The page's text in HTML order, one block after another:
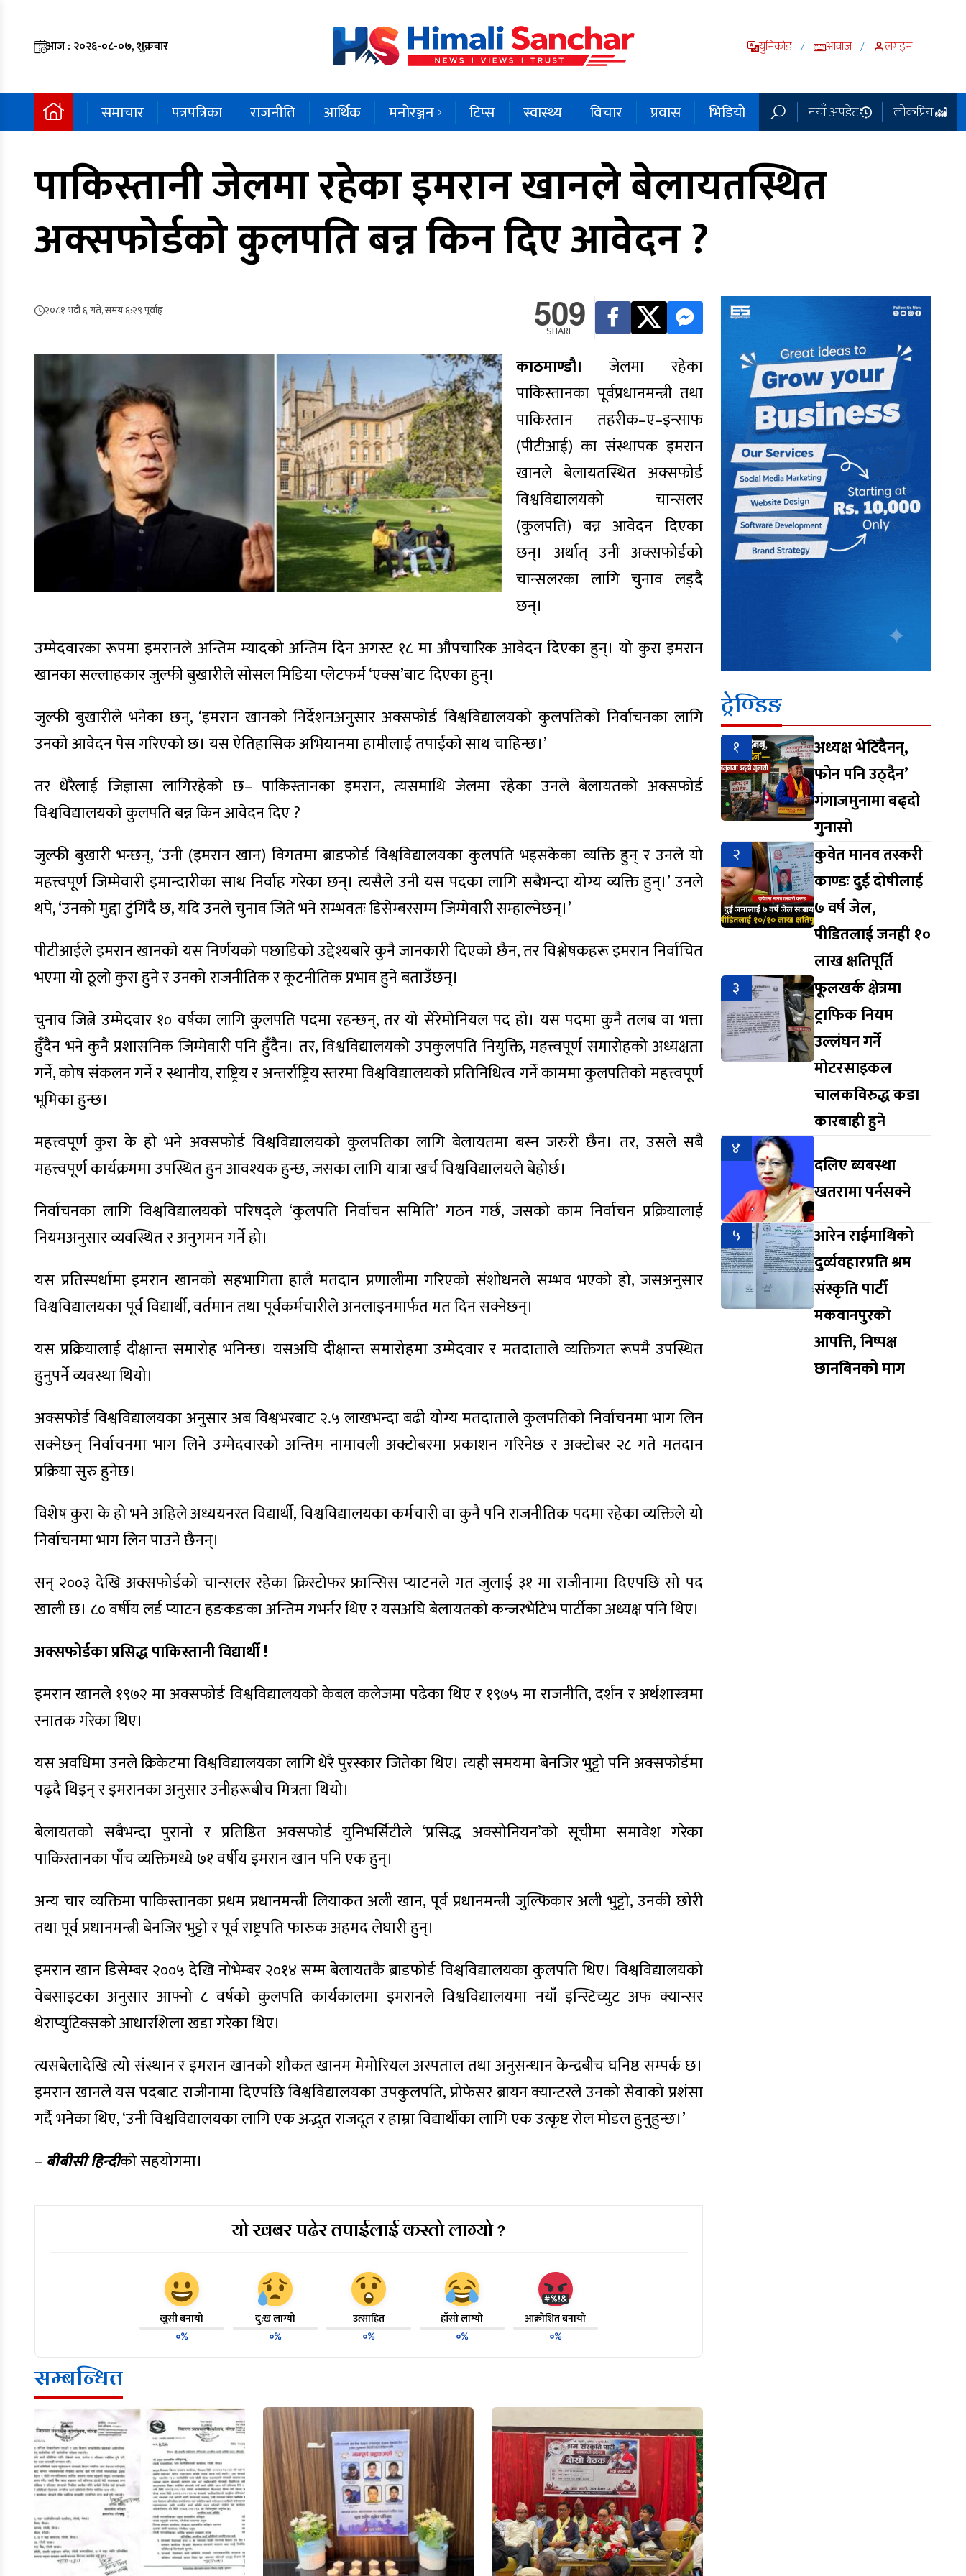
आज : २०२६-०८-०७, शुक्रबार युनिकोड / आवाज / लगइन
समाचार पत्रपत्रिका राजनीति आर्थिक मनोरञ्जन टिप्स स्वास्थ्य विचार प्रवास भिडियो नयाँ अपडेट लोकप्रिय
पाकिस्तानी जेलमा रहेका इमरान खानले बेलायतस्थित
अक्सफोर्डको कुलपति बन्न किन दिए आवेदन ?
२०८१ भदौ ६ गते, समय ६:२९ पूर्वाह्न 509
SHARE
काठमाण्डौ। जेलमा रहेका
पाकिस्तानका पूर्वप्रधानमन्त्री तथा
पाकिस्तान तहरीक–ए–इन्साफ
(पीटीआई) का संस्थापक इमरान
खानले बेलायतस्थित अक्सफोर्ड
विश्वविद्यालयको चान्सलर
(कुलपति) बन्न आवेदन दिएका
छन्। अर्थात् उनी अक्सफोर्डको
चान्सलरका लागि चुनाव लड्दै
छन्।
उम्मेदवारका रूपमा इमरानले अन्तिम म्यादको अन्तिम दिन अगस्ट १८ मा औपचारिक आवेदन दिएका हुन्। यो कुरा इमरान
खानका सल्लाहकार जुल्फी बुखारीले सोसल मिडिया प्लेटफर्म ‘एक्स’बाट दिएका हुन्।
जुल्फी बुखारीले भनेका छन्, ‘इमरान खानको निर्देशनअनुसार अक्सफोर्ड विश्वविद्यालयको कुलपतिको निर्वाचनका लागि
उनको आवेदन पेस गरिएको छ। यस ऐतिहासिक अभियानमा हामीलाई तपाईंको साथ चाहिन्छ।’
तर धेरैलाई जिज्ञासा लागिरहेको छ– पाकिस्तानका इमरान, त्यसमाथि जेलमा रहेका उनले बेलायतको अक्सफोर्ड
विश्वविद्यालयको कुलपति बन्न किन आवेदन दिए ?
जुल्फी बुखारी भन्छन्, ‘उनी (इमरान खान) विगतमा ब्राडफोर्ड विश्वविद्यालयका कुलपति भइसकेका व्यक्ति हुन् र उनले यो
महत्त्वपूर्ण जिम्मेवारी इमान्दारीका साथ निर्वाह गरेका छन्। त्यसैले उनी यस पदका लागि सबैभन्दा योग्य व्यक्ति हुन्।’ उनले
थपे, ‘उनको मुद्दा टुंगिँदै छ, यदि उनले चुनाव जिते भने सम्भवतः डिसेम्बरसम्म जिम्मेवारी सम्हाल्नेछन्।’
पीटीआईले इमरान खानको यस निर्णयको पछाडिको उद्देश्यबारे कुनै जानकारी दिएको छैन, तर विश्लेषकहरू इमरान निर्वाचित
भएमा यो ठूलो कुरा हुने र उनको राजनीतिक र कूटनीतिक प्रभाव हुने बताउँछन्।
चुनाव जित्ने उम्मेदवार १० वर्षका लागि कुलपति पदमा रहन्छन्, तर यो सेरेमोनियल पद हो। यस पदमा कुनै तलब वा भत्ता
हुँदैन भने कुनै प्रशासनिक जिम्मेवारी पनि हुँदैन। तर, विश्वविद्यालयको उपकुलपति नियुक्ति, महत्त्वपूर्ण समारोहको अध्यक्षता
गर्ने, कोष संकलन गर्ने र स्थानीय, राष्ट्रिय र अन्तर्राष्ट्रिय स्तरमा विश्वविद्यालयको प्रतिनिधित्व गर्ने काममा कुलपतिको महत्त्वपूर्ण
भूमिका हुन्छ।
महत्त्वपूर्ण कुरा के हो भने अक्सफोर्ड विश्वविद्यालयको कुलपतिका लागि बेलायतमा बस्न जरुरी छैन। तर, उसले सबै
महत्त्वपूर्ण कार्यक्रममा उपस्थित हुन आवश्यक हुन्छ, जसका लागि यात्रा खर्च विश्वविद्यालयले बेहोर्छ।
निर्वाचनका लागि विश्वविद्यालयको परिषद्ले ‘कुलपति निर्वाचन समिति’ गठन गर्छ, जसको काम निर्वाचन प्रक्रियालाई
नियमअनुसार व्यवस्थित र अनुगमन गर्ने हो।
यस प्रतिस्पर्धामा इमरान खानको सहभागिता हालै मतदान प्रणालीमा गरिएको संशोधनले सम्भव भएको हो, जसअनुसार
विश्वविद्यालयका पूर्व विद्यार्थी, वर्तमान तथा पूर्वकर्मचारीले अनलाइनमार्फत मत दिन सक्नेछन्।
यस प्रक्रियालाई दीक्षान्त समारोह भनिन्छ। यसअघि दीक्षान्त समारोहमा उम्मेदवार र मतदाताले व्यक्तिगत रूपमै उपस्थित
हुनुपर्ने व्यवस्था थियो।
अक्सफोर्ड विश्वविद्यालयका अनुसार अब विश्वभरबाट २.५ लाखभन्दा बढी योग्य मतदाताले कुलपतिको निर्वाचनमा भाग लिन
सक्नेछन् निर्वाचनमा भाग लिने उम्मेदवारको अन्तिम नामावली अक्टोबरमा प्रकाशन गरिनेछ र अक्टोबर २८ गते मतदान
प्रक्रिया सुरु हुनेछ।
विशेष कुरा के हो भने अहिले अध्ययनरत विद्यार्थी, विश्वविद्यालयका कर्मचारी वा कुनै पनि राजनीतिक पदमा रहेका व्यक्तिले यो
निर्वाचनमा भाग लिन पाउने छैनन्।
सन् २००३ देखि अक्सफोर्डको चान्सलर रहेका क्रिस्टोफर फ्रान्सिस प्याटनले गत जुलाई ३१ मा राजीनामा दिएपछि सो पद
खाली छ। ८० वर्षीय लर्ड प्याटन हङकङका अन्तिम गभर्नर थिए र यसअघि बेलायतको कन्जरभेटिभ पार्टीका अध्यक्ष पनि थिए।
अक्सफोर्डका प्रसिद्ध पाकिस्तानी विद्यार्थी !
इमरान खानले १९७२ मा अक्सफोर्ड विश्वविद्यालयको केबल कलेजमा पढेका थिए र १९७५ मा राजनीति, दर्शन र अर्थशास्त्रमा
स्नातक गरेका थिए।
यस अवधिमा उनले क्रिकेटमा विश्वविद्यालयका लागि धेरै पुरस्कार जितेका थिए। त्यही समयमा बेनजिर भुट्टो पनि अक्सफोर्डमा
पढ्दै थिइन् र इमरानका अनुसार उनीहरूबीच मित्रता थियो।
बेलायतको सबैभन्दा पुरानो र प्रतिष्ठित अक्सफोर्ड युनिभर्सिटीले ‘प्रसिद्ध अक्सोनियन’को सूचीमा समावेश गरेका
पाकिस्तानका पाँच व्यक्तिमध्ये ७१ वर्षीय इमरान खान पनि एक हुन्।
अन्य चार व्यक्तिमा पाकिस्तानका प्रथम प्रधानमन्त्री लियाकत अली खान, पूर्व प्रधानमन्त्री जुल्फिकार अली भुट्टो, उनकी छोरी
तथा पूर्व प्रधानमन्त्री बेनजिर भुट्टो र पूर्व राष्ट्रपति फारुक अहमद लेघारी हुन्।
इमरान खान डिसेम्बर २००५ देखि नोभेम्बर २०१४ सम्म बेलायतकै ब्राडफोर्ड विश्वविद्यालयका कुलपति थिए। विश्वविद्यालयको
वेबसाइटका अनुसार आफ्नो ८ वर्षको कुलपति कार्यकालमा इमरानले विश्वविद्यालयमा नयाँ इन्स्टिच्युट अफ क्यान्सर
थेराप्युटिक्सको आधारशिला खडा गरेका थिए।
त्यसबेलादेखि त्यो संस्थान र इमरान खानको शौकत खानम मेमोरियल अस्पताल तथा अनुसन्धान केन्द्रबीच घनिष्ठ सम्पर्क छ।
इमरान खानले यस पदबाट राजीनामा दिएपछि विश्वविद्यालयका उपकुलपति, प्रोफेसर ब्रायन क्यान्टरले उनको सेवाको प्रशंसा
गर्दै भनेका थिए, ‘उनी विश्वविद्यालयका लागि एक अद्भुत राजदूत र हाम्रा विद्यार्थीका लागि एक उत्कृष्ट रोल मोडल हुनुहुन्छ।’
– बीबीसी हिन्दीकाे सहयोगमा।
यो खबर पढेर तपाईलाई कस्तो लाग्यो ?
खुसी बनायो
०%
दु:ख लाग्यो
०%
उत्साहित
०%
हाँसो लाग्यो
०%
आक्रोशित बनायो
०%
सम्बन्धित
ट्रेण्डिङ
१
अध्यक्ष भेटिँदैनन्,
फोन पनि उठ्दैन’
गंगाजमुनामा बढ्दो
गुनासो
२
कुवेत मानव तस्करी
काण्डः दुई दोषीलाई
७ वर्ष जेल,
पीडितलाई जनही १०
लाख क्षतिपूर्ति
३
फूलखर्क क्षेत्रमा
ट्राफिक नियम
उल्लंघन गर्ने
मोटरसाइकल
चालकविरुद्ध कडा
कारबाही हुने
४
दलिए ब्यबस्था
खतरामा पर्नसक्ने
५
आरेन राईमाथिको
दुर्व्यवहारप्रति श्रम
संस्कृति पार्टी
मकवानपुरको
आपत्ति, निष्पक्ष
छानबिनको माग